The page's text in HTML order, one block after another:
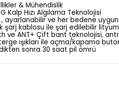
& Mühendislik
Kalp Hızı Algılama Teknolojisi
, ayarlanabilir ve her bedene uygun
şarj kablosu ile şarj edilebilir
ve ANT+ Çift bant teknolojisi,
ışıkları ile açma/kapama
sonra 30 saat pil ömrü